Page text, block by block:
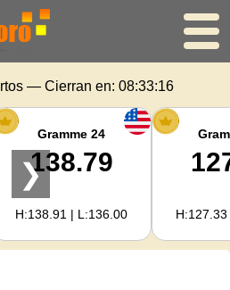
Inicio
del oro
de la plata
de oro
— Cierran en: 08:33:16
Gramme 24
138.79
H:138.91 | L:136.00
❯